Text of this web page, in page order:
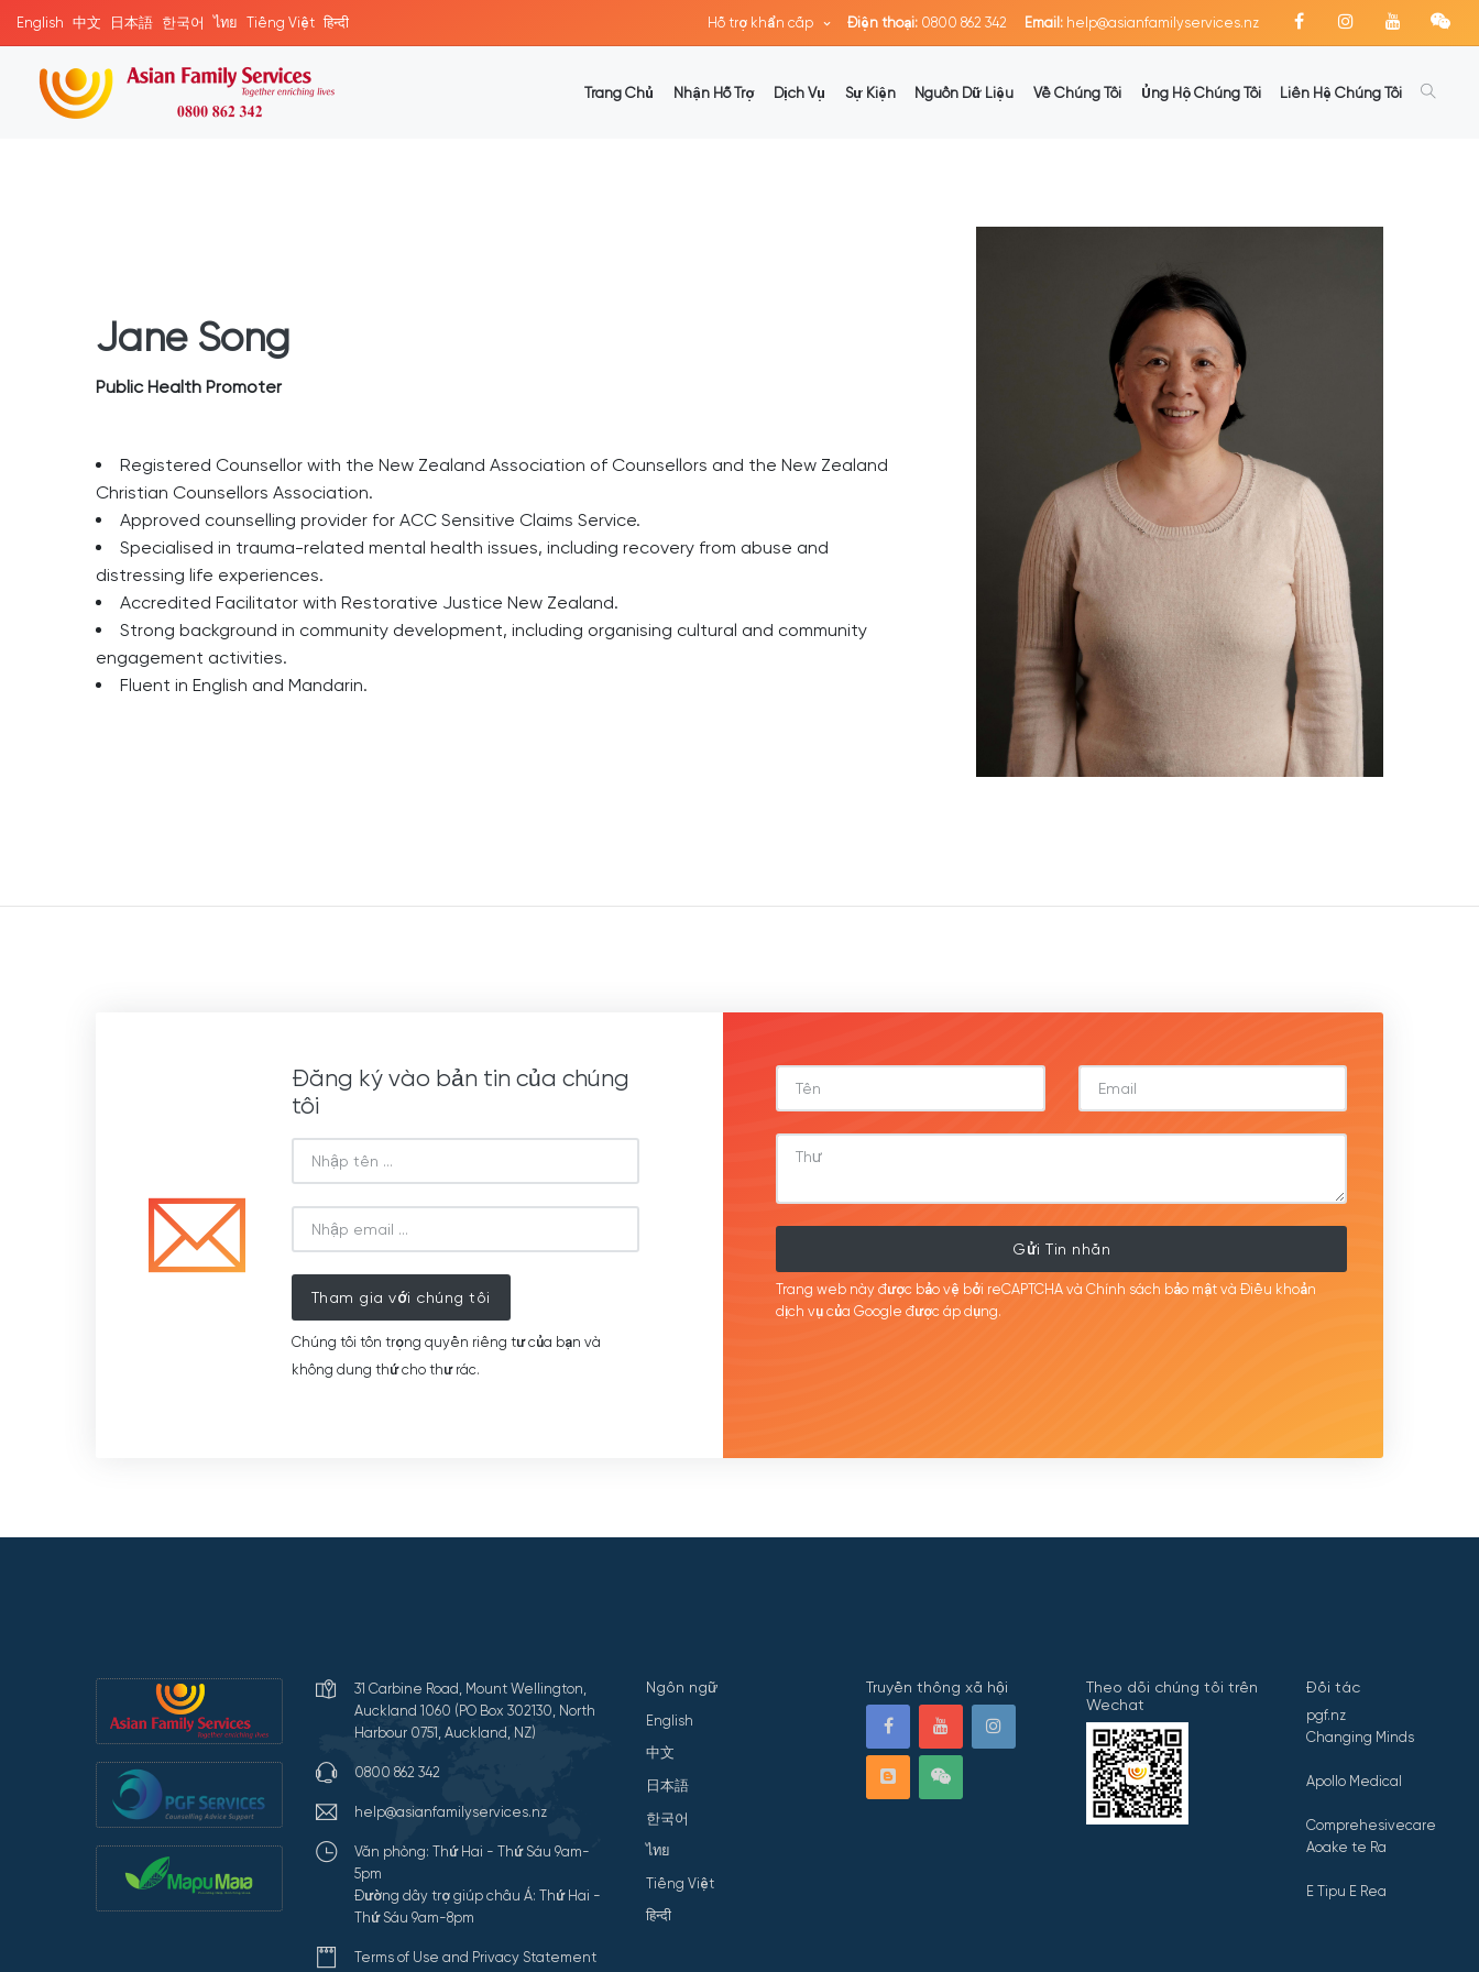
English 中文 日本語 한국어 ไทย Tiếng Việt हिन्दी Hỗ trợ khẩn cấp Điện thoại: 0800 862 342 Email: help@asianfamilyservices.nz
Trang Chủ Nhận Hỗ Trợ Dịch Vụ Sự Kiện Nguồn Dữ Liệu Về Chúng Tôi Ủng Hộ Chúng Tôi Liên Hệ Chúng Tôi
Jane Song
Public Health Promoter
Registered Counsellor with the New Zealand Association of Counsellors and the New Zealand
Christian Counsellors Association.
Approved counselling provider for ACC Sensitive Claims Service.
Specialised in trauma-related mental health issues, including recovery from abuse and
distressing life experiences.
Accredited Facilitator with Restorative Justice New Zealand.
Strong background in community development, including organising cultural and community
engagement activities.
Fluent in English and Mandarin.
Đăng ký vào bản tin của chúng
tôi
Tham gia với chúng tôi
Chúng tôi tôn trọng quyền riêng tư của bạn và
không dung thứ cho thư rác.
Gửi Tin nhắn
Trang web này được bảo vệ bởi reCAPTCHA và Chính sách bảo mật và Điều khoản
dịch vụ của Google được áp dụng.
Ngôn ngữ
English
中文
日本語
한국어
ไทย
Tiếng Việt
हिन्दी
Truyền thông xã hội
Theo dõi chúng tôi trên
Wechat
31 Carbine Road, Mount Wellington,
Auckland 1060 (PO Box 302130, North
Harbour 0751, Auckland, NZ)
0800 862 342
help@asianfamilyservices.nz
Văn phòng: Thứ Hai - Thứ Sáu 9am-
5pm
Đường dây trợ giúp châu Á: Thứ Hai -
Thứ Sáu 9am-8pm
Terms of Use and Privacy Statement
Đối tác
pgf.nz
Changing Minds
Apollo Medical
Comprehesivecare
Aoake te Ra
E Tipu E Rea